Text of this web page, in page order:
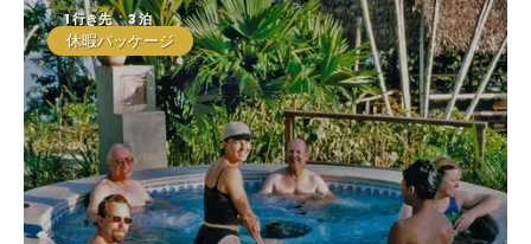
1 行き先 3 泊
休暇パッケージ